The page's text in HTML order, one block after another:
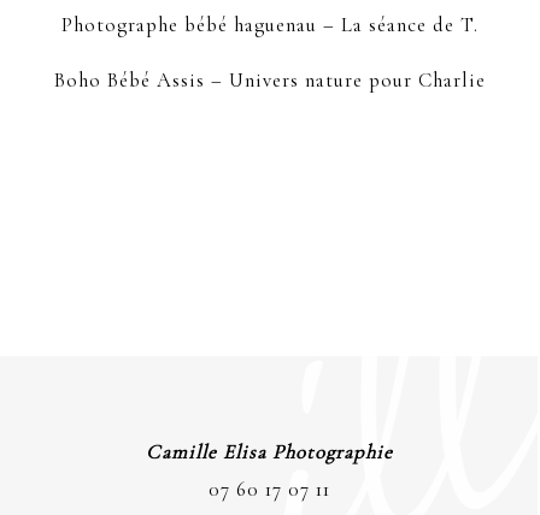
Photographe bébé haguenau – La séance de T.
Boho Bébé Assis – Univers nature pour Charlie
Camille Elisa Photographie
07 60 17 07 11